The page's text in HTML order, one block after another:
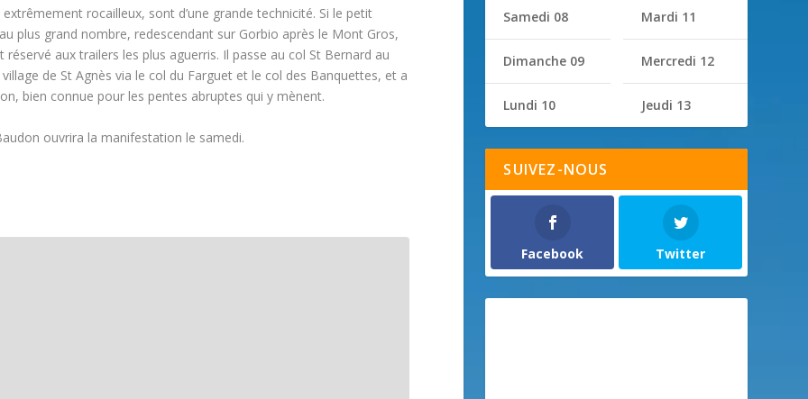
rocailleux, sont d’une grande technicité. Si le petit
plus grand nombre, redescendant sur Gorbio après le Mont Gros,
aux trailers les plus aguerris. Il passe au col St Bernard au
de St Agnès via le col du Farguet et le col des Banquettes, et a
bien connue pour les pentes abruptes qui y mènent.
ouvrira la manifestation le samedi.
Samedi 08
Dimanche 09
Lundi 10
Mardi 11
Mercredi 12
Jeudi 13
SUIVEZ-NOUS
Facebook Twitter